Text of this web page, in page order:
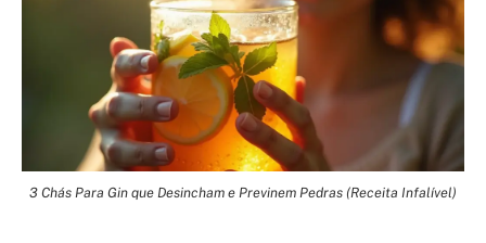
3 Chás Para Gin que Desincham e Previnem Pedras (Receita Infalível)